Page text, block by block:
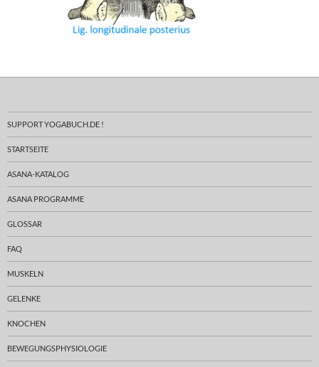
SUPPORT YOGABUCH.DE !
STARTSEITE
ASANA-KATALOG
ASANA PROGRAMME
GLOSSAR
FAQ
MUSKELN
GELENKE
KNOCHEN
BEWEGUNGSPHYSIOLOGIE